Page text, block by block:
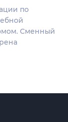
по
Сменный